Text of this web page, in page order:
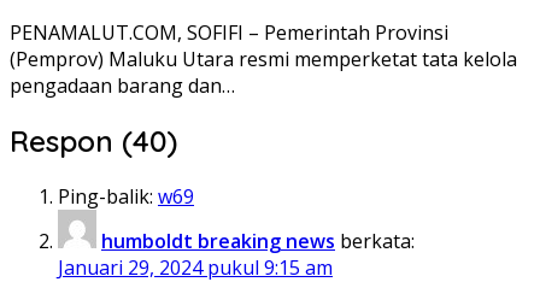
PENAMALUT.COM, SOFIFI – Pemerintah Provinsi
(Pemprov) Maluku Utara resmi memperketat tata kelola
pengadaan barang dan…
Respon (40)
Ping-balik: w69
humboldt breaking news berkata:
Januari 29, 2024 pukul 9:15 am